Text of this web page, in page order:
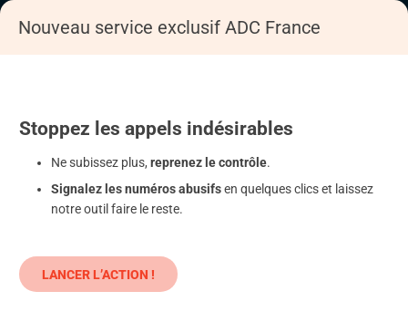
Nouveau service exclusif ADC France
Stoppez les appels indésirables
Ne subissez plus, reprenez le contrôle.
Signalez les numéros abusifsen quelques clics et laissez
notre outil faire le reste.
LANCER L’ACTION !